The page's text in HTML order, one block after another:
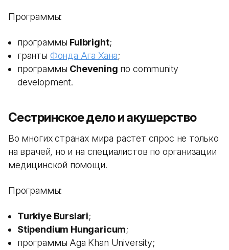
Программы:
программы Fulbright;
гранты Фонда Ага Хана;
программы Chevening по community
development.
Сестринское дело и акушерство
Во многих странах мира растет спрос не только
на врачей, но и на специалистов по организации
медицинской помощи.
Программы:
Turkiye Burslari;
Stipendium Hungaricum;
программы Aga Khan University;